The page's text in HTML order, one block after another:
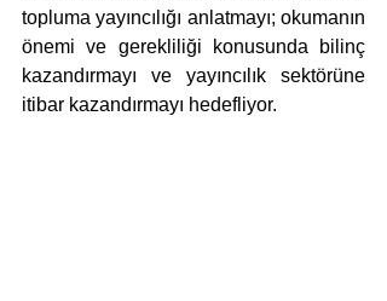
topluma yayıncılığı anlatmayı; okumanın
önemi ve gerekliliği konusunda bilinç
kazandırmayı ve yayıncılık sektörüne
itibar kazandırmayı hedefliyor.